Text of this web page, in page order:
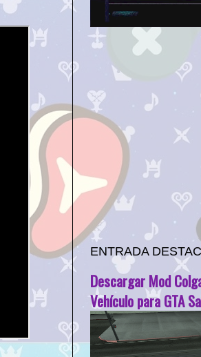
ENTRADA
Descargar Mod
Vehículo para GTA